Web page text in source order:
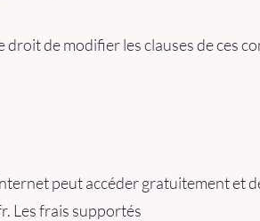
droit de modifier les clauses de ces
peut accéder gratuitement et
Les frais supportés